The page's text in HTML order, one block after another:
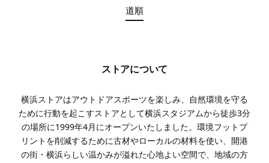
道順
ストアについて
横浜ストアはアウトドアスポーツを楽しみ、自然環境を守る
ために行動を起こすストアとして横浜スタジアムから徒歩3分
の場所に1999年4月にオープンいたしました。環境フットプ
リントを削減するために古材やローカルの材料を使い、開港
の街・横浜らしい温かみが溢れた心地よい空間で、地域の方